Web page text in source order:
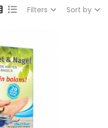
Filters Sort by